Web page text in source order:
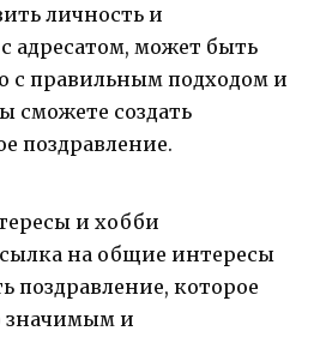
личность и
адресатом, может быть
с правильным подходом и
сможете создать
поздравление.
и хобби
на общие интересы
поздравление, которое
значимым и